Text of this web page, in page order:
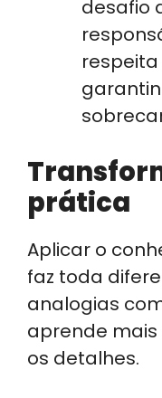
desafio
respeita
prática
Aplicar o
faz toda
analogias
aprende
os detalhes.